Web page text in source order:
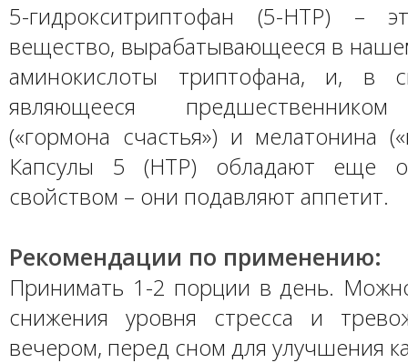
5-гидрокситриптофан (5-HTP) –
вещество, вырабатывающееся в
аминокислоты триптофана, и, в
являющееся
(«гормона счастья») и мелатонина
Капсулы 5 (HTP) обладают еще
свойством – они подавляют аппетит.
Рекомендации по применению:
Принимать 1-2 порции в день.
снижения уровня стресса и
вечером, перед сном для улучшения